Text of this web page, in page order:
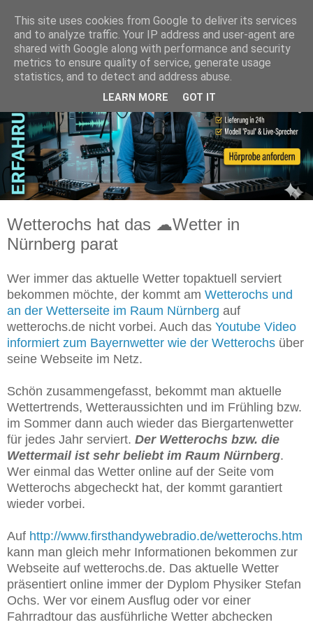
Wetterochs hat das ☁Wetter in
Nürnberg parat
Wer immer das aktuelle Wetter topaktuell serviert
bekommen möchte, der kommt am Wetterochs und
an der Wetterseite im Raum Nürnberg auf
wetterochs.de nicht vorbei. Auch das Youtube Video
informiert zum Bayernwetter wie der Wetterochs über
seine Webseite im Netz.
Schön zusammengefasst, bekommt man aktuelle
Wettertrends, Wetteraussichten und im Frühling bzw.
im Sommer dann auch wieder das Biergartenwetter
für jedes Jahr serviert. Der Wetterochs bzw. die
Wettermail ist sehr beliebt im Raum Nürnberg.
Wer einmal das Wetter online auf der Seite vom
Wetterochs abgecheckt hat, der kommt garantiert
wieder vorbei.
Auf http://www.firsthandywebradio.de/wetterochs.htm
kann man gleich mehr Informationen bekommen zur
Webseite auf wetterochs.de. Das aktuelle Wetter
präsentiert online immer der Dyplom Physiker Stefan
Ochs. Wer vor einem Ausflug oder vor einer
Fahrradtour das ausführliche Wetter abchecken
This site uses cookies from Google to deliver its services
and to analyze traffic. Your IP address and user-agent are
shared with Google along with performance and security
metrics to ensure quality of service, generate usage
statistics, and to detect and address abuse.
LEARN MORE GOT IT